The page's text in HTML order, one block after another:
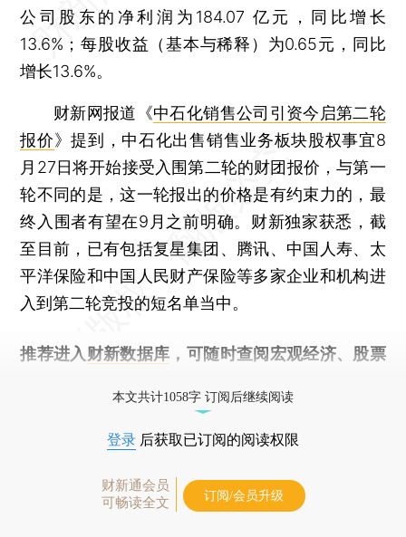
公司股东的净利润为184.07 亿元，同比增长
13.6%；每股收益（基本与稀释）为0.65元，同比
增长13.6%。
财新网报道《中石化销售公司引资今启第二轮
报价》提到，中石化出售销售业务板块股权事宜8
月27日将开始接受入围第二轮的财团报价，与第一
轮不同的是，这一轮报出的价格是有约束力的，最
终入围者有望在9月之前明确。财新独家获悉，截
至目前，已有包括复星集团、腾讯、中国人寿、太
平洋保险和中国人民财产保险等多家企业和机构进
入到第二轮竞投的短名单当中。
推荐进入 财新数据库 ，可随时查阅宏观经济、股票
本文共计1058字 订阅后继续阅读
登录 后获取已订阅的阅读权限
财新通会员
可畅读全文
订阅/会员升级